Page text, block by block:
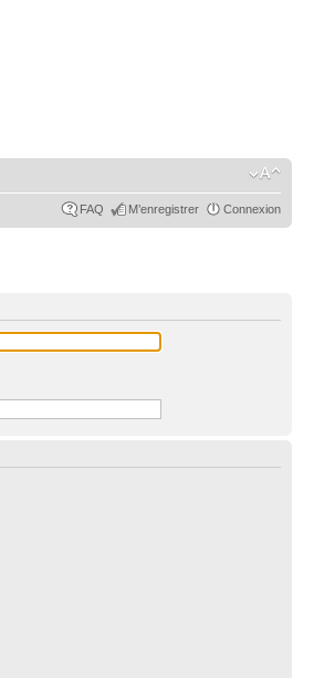
FAQ M’enregistrer Connexion